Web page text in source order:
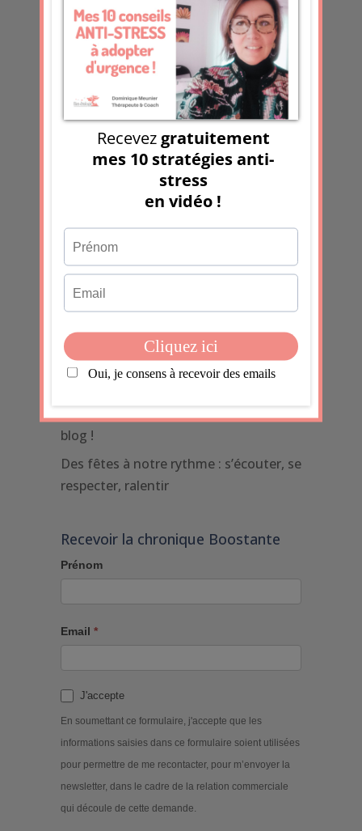
commentaires sont traitées.
Les derniers articles
30 jours de journaling émotionnel :
l’expérience que je teste en ce moment
Fatiguées de tenir
Des faits. Pas des films !
Et si votre frustration n’était pas le
problème, mais le message ?
Sans électricité pendant 6 jours :
gratitude, adaptation et déclic
inattendu
Quand le monde pèse trop :
comprendre et protéger sa sensibilité
1er article de 2026 mais 600ème du
blog !
Des fêtes à notre rythme : s’écouter, se
respecter, ralentir
Recevoir la chronique Boostante
Prénom
Email *
J'accepte
En soumettant ce formulaire, j'accepte que les
informations saisies dans ce formulaire soient utilisées
pour permettre de me recontacter, pour m’envoyer la
newsletter, dans le cadre de la relation commerciale
qui découle de cette demande.